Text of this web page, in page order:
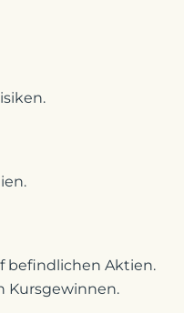
befindlichen Aktien.
Kursgewinnen.